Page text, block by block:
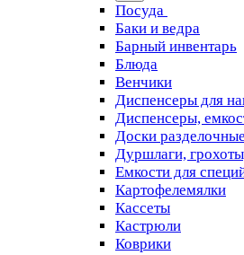
Посуда
Баки и ведра
Барный инвентарь
Блюда
Венчики
Диспенсеры для
Диспенсеры,
Доски
Дуршлаги,
Емкости для
Картофелемялки
Кассеты
Кастрюли
Коврики